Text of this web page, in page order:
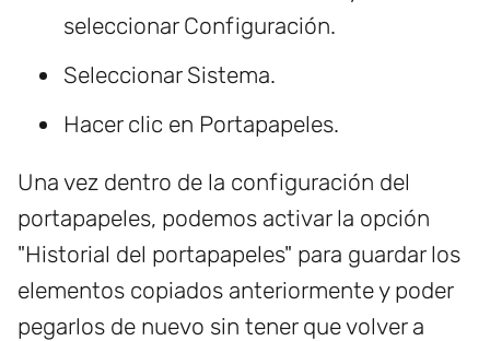
seleccionar Configuración.
Seleccionar Sistema.
Hacer clic en Portapapeles.
Una vez dentro de la configuración del
portapapeles, podemos activar la opción
"Historial del portapapeles" para guardar los
elementos copiados anteriormente y poder
pegarlos de nuevo sin tener que volver a